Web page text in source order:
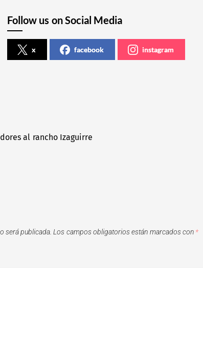
Follow us on Social Media
x facebook instagram
al rancho Izaguirre
será publicada. Los campos obligatorios están marcados con *